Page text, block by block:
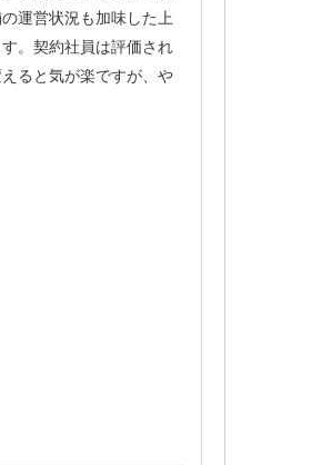
運営状況も加味した上
。契約社員は評価され
ると気が楽ですが、や